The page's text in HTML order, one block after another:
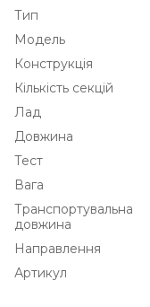
Тип
Модель
Конструкція
Кількість секцій
Лад
Довжина
Тест
Вага
Транспортувальна
довжина
Направлення
Артикул